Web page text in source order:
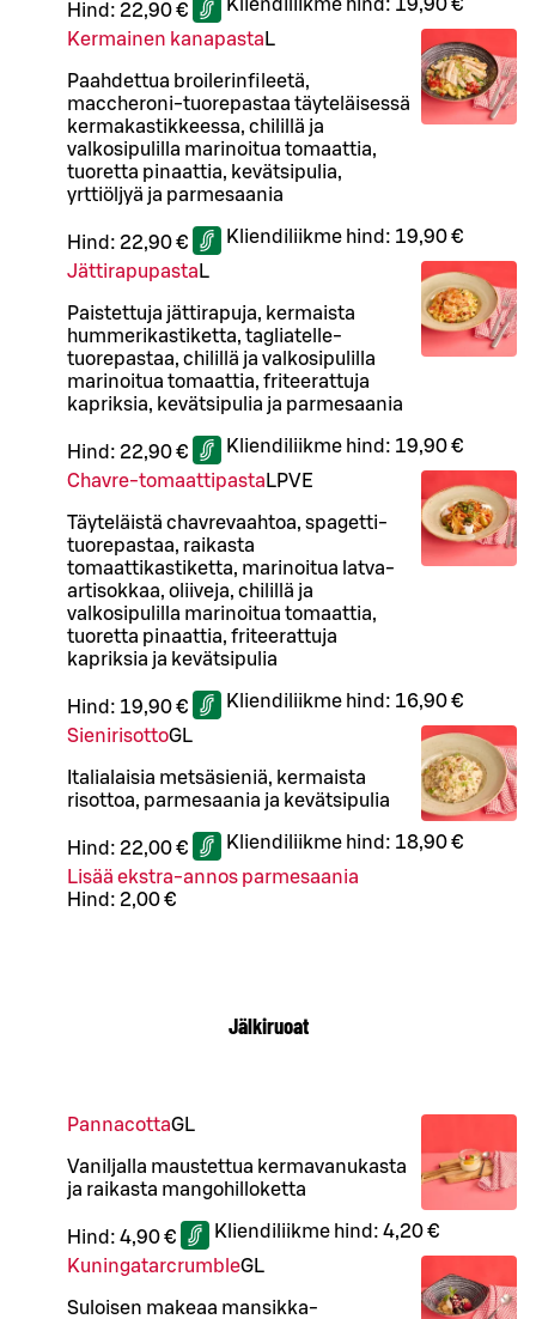
Hind: 22,90 € Kliendiliikme hind: 19,90 €
Kermainen kanapasta L
Paahdettua broilerinfileetä,
maccheroni-tuorepastaa täyteläisessä
kermakastikkeessa, chilillä ja
valkosipulilla marinoitua tomaattia,
tuoretta pinaattia, kevätsipulia,
yrttiöljyä ja parmesaania
Hind: 22,90 € Kliendiliikme hind: 19,90 €
Jättirapupasta L
Paistettuja jättirapuja, kermaista
hummerikastiketta, tagliatelle-
tuorepastaa, chilillä ja valkosipulilla
marinoitua tomaattia, friteerattuja
kapriksia, kevätsipulia ja parmesaania
Hind: 22,90 € Kliendiliikme hind: 19,90 €
Chavre-tomaattipasta LPVE
Täyteläistä chavrevaahtoa, spagetti-
tuorepastaa, raikasta
tomaattikastiketta, marinoitua latva-
artisokkaa, oliiveja, chilillä ja
valkosipulilla marinoitua tomaattia,
tuoretta pinaattia, friteerattuja
kapriksia ja kevätsipulia
Hind: 19,90 € Kliendiliikme hind: 16,90 €
SienirisottoGL
Italialaisia metsäsieniä, kermaista
risottoa, parmesaania ja kevätsipulia
Hind: 22,00 € Kliendiliikme hind: 18,90 €
Lisää ekstra-annos parmesaania
Hind: 2,00 €
Jälkiruoat
PannacottaGL
Vaniljalla maustettua kermavanukasta
ja raikasta mangohilloketta
Hind: 4,90 € Kliendiliikme hind: 4,20 €
KuningatarcrumbleGL
Suloisen makeaa mansikka-